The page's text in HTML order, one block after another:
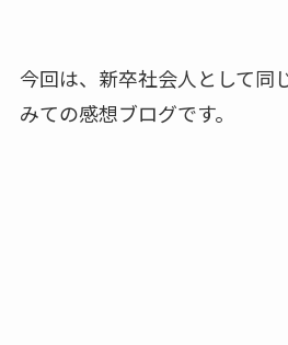
今回は、新卒社会人として同
みての感想ブログです。